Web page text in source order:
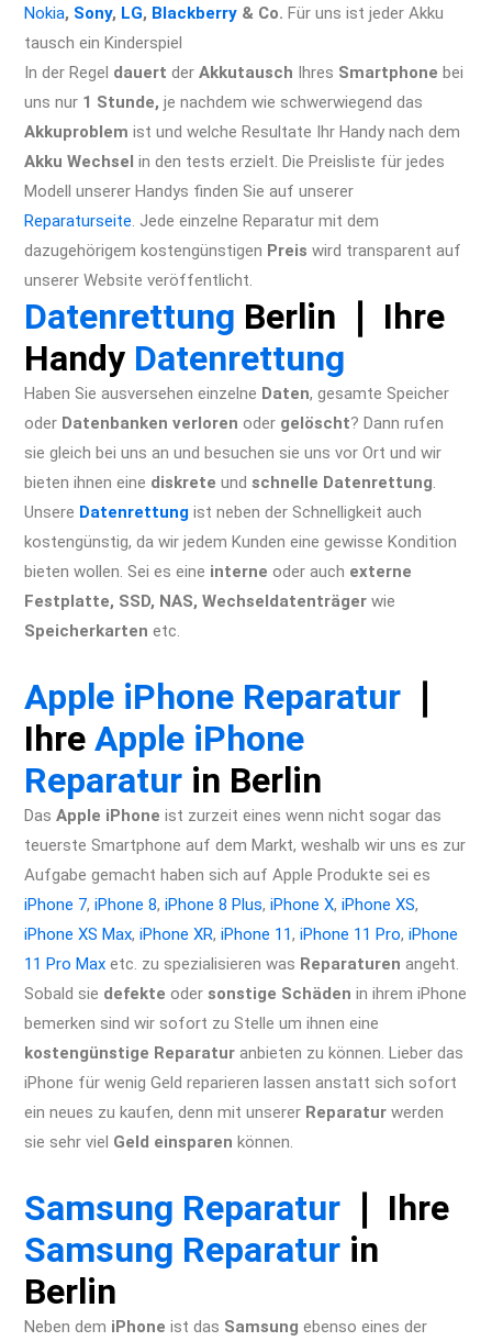
Nokia, Sony, LG, Blackberry & Co. Für uns ist jeder Akku
tausch ein Kinderspiel
In der Regel dauert der Akkutausch Ihres Smartphone bei
uns nur 1 Stunde, je nachdem wie schwerwiegend das
Akkuproblem ist und welche Resultate Ihr Handy nach dem
Akku Wechsel in den tests erzielt. Die Preisliste für jedes
Modell unserer Handys finden Sie auf unserer
Reparaturseite. Jede einzelne Reparatur mit dem
dazugehörigem kostengünstigen Preis wird transparent auf
unserer Website veröffentlicht.
Datenrettung Berlin ❘ Ihre
Handy Datenrettung
Haben Sie ausversehen einzelne Daten, gesamte Speicher
oder Datenbanken verloren oder gelöscht? Dann rufen
sie gleich bei uns an und besuchen sie uns vor Ort und wir
bieten ihnen eine diskrete und schnelle Datenrettung.
Unsere Datenrettung ist neben der Schnelligkeit auch
kostengünstig, da wir jedem Kunden eine gewisse Kondition
bieten wollen. Sei es eine interne oder auch externe
Festplatte, SSD, NAS, Wechseldatenträger wie
Speicherkarten etc.
Apple iPhone Reparatur
Ihre Apple iPhone
Reparatur in Berlin
Das Apple iPhone ist zurzeit eines wenn nicht sogar das
teuerste Smartphone auf dem Markt, weshalb wir uns es zur
Aufgabe gemacht haben sich auf Apple Produkte sei es
iPhone 7, iPhone 8, iPhone 8 Plus, iPhone X, iPhone XS,
iPhone XS Max, iPhone XR, iPhone 11, iPhone 11 Pro, iPhone
11 Pro Max etc. zu spezialisieren was Reparaturen angeht.
Sobald sie defekte oder sonstige Schäden in ihrem iPhone
bemerken sind wir sofort zu Stelle um ihnen eine
kostengünstige Reparatur anbieten zu können. Lieber das
iPhone für wenig Geld reparieren lassen anstatt sich sofort
ein neues zu kaufen, denn mit unserer Reparatur werden
sie sehr viel Geld einsparen können.
Samsung Reparatur ❘ Ihre
Samsung Reparatur in
Berlin
Neben dem iPhone ist das Samsung ebenso eines der